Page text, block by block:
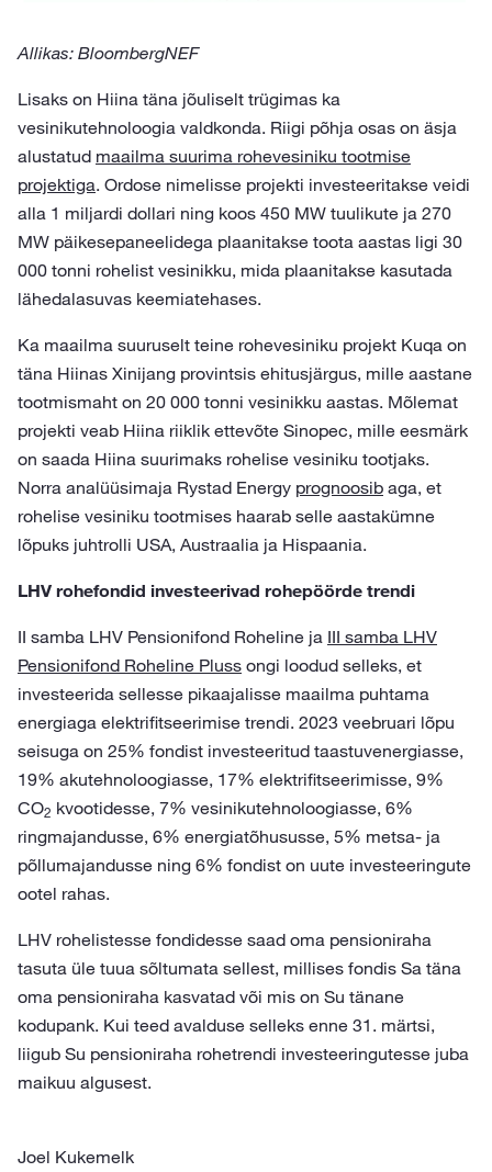
Allikas: BloombergNEF
Lisaks on Hiina täna jõuliselt trügimas ka
vesinikutehnoloogia valdkonda. Riigi põhja osas on äsja
alustatud maailma suurima rohevesiniku tootmise
projektiga. Ordose nimelisse projekti investeeritakse veidi
alla 1 miljardi dollari ning koos 450 MW tuulikute ja 270
MW päikesepaneelidega plaanitakse toota aastas ligi 30
000 tonni rohelist vesinikku, mida plaanitakse kasutada
lähedalasuvas keemiatehases.
Ka maailma suuruselt teine rohevesiniku projekt Kuqa on
täna Hiinas Xinijang provintsis ehitusjärgus, mille aastane
tootmismaht on 20 000 tonni vesinikku aastas. Mõlemat
projekti veab Hiina riiklik ettevõte Sinopec, mille eesmärk
on saada Hiina suurimaks rohelise vesiniku tootjaks.
Norra analüüsimaja Rystad Energy prognoosib aga, et
rohelise vesiniku tootmises haarab selle aastakümne
lõpuks juhtrolli USA, Austraalia ja Hispaania.
LHV rohefondid investeerivad rohepöörde trendi
II samba LHV Pensionifond Roheline ja III samba LHV
Pensionifond Roheline Pluss ongi loodud selleks, et
investeerida sellesse pikaajalisse maailma puhtama
energiaga elektrifitseerimise trendi. 2023 veebruari lõpu
seisuga on 25% fondist investeeritud taastuvenergiasse,
19% akutehnoloogiasse, 17% elektrifitseerimisse, 9%
CO2 kvootidesse, 7% vesinikutehnoloogiasse, 6%
ringmajandusse, 6% energiatõhususse, 5% metsa- ja
põllumajandusse ning 6% fondist on uute investeeringute
ootel rahas.
LHV rohelistesse fondidesse saad oma pensioniraha
tasuta üle tuua sõltumata sellest, millises fondis Sa täna
oma pensioniraha kasvatad või mis on Su tänane
kodupank. Kui teed avalduse selleks enne 31. märtsi,
liigub Su pensioniraha rohetrendi investeeringutesse juba
maikuu algusest.
Joel Kukemelk